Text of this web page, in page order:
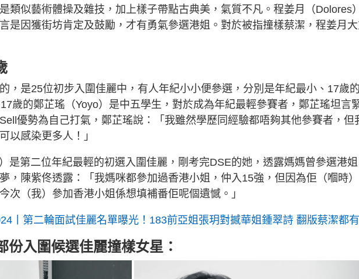
類似藝術體操及雜技，加上樣子帶點古典美，氣質不凡。程姜月（Dolores
是因獲街坊肯定及鼓勵，才有勇氣參選港姐。對於被指撞樣蔡潔，程姜月
，是25位初步入圍佳麗中，有人年紀小小便參選，分別是年紀最小、17歲
歲的鄭芷瑤（Yoyo）是中五學生，對於成為年紀最輕參賽者，鄭芷瑤坦言
優勢為自己打氣，鄭芷瑤說：「我雖然學歷同經驗都唔夠其他參賽者，但
以感染更多人！」
是第二位年紀最輕的初選入圍佳麗，剛考完DSE的她，透露媽媽曾參選港
，陳紫佟透露：「我媽咪都參加過香港小姐，仲入15強，但因為佢（嗰時
次（我）參加香港小姐係想填補番佢呢個遺憾。」
丨第二輪面試佳麗名單曝光！183前亞姐張玥對撼華姐鍾翠詩 翻版蔡潔都
份入圍候選佳麗撞樣女星：